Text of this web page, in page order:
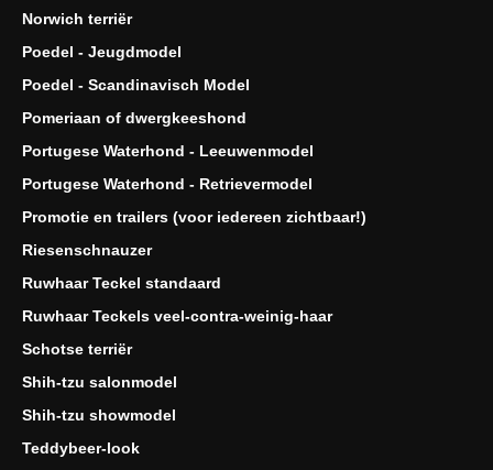
Norwich terriër
Poedel - Jeugdmodel
Poedel - Scandinavisch Model
Pomeriaan of dwergkeeshond
Portugese Waterhond - Leeuwenmodel
Portugese Waterhond - Retrievermodel
Promotie en trailers (voor iedereen zichtbaar!)
Riesenschnauzer
Ruwhaar Teckel standaard
Ruwhaar Teckels veel-contra-weinig-haar
Schotse terriër
Shih-tzu salonmodel
Shih-tzu showmodel
Teddybeer-look